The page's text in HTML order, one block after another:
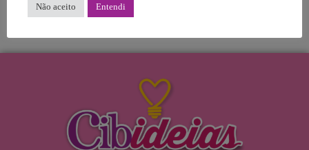
© All rights reserved
Não aceito Entendi